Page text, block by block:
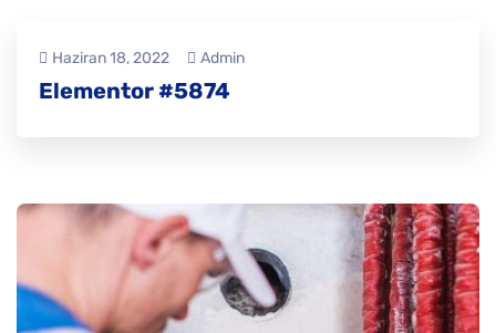
Haziran 18, 2022 Admin
Elementor #5874